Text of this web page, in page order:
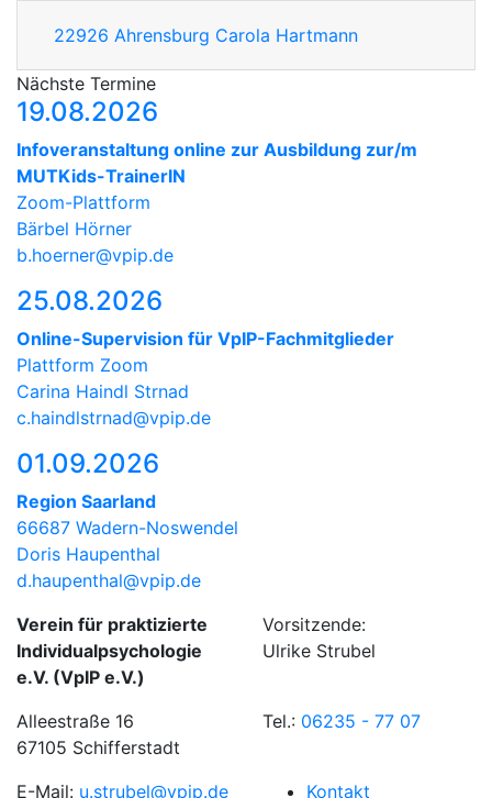
22926 Ahrensburg Carola Hartmann
Nächste Termine
19.08.2026
Infoveranstaltung online zur Ausbildung zur/m
MUTKids-TrainerIN
Zoom-Plattform
Bärbel Hörner
b.hoerner@vpip.de
25.08.2026
Online-Supervision für VpIP-Fachmitglieder
Plattform Zoom
Carina Haindl Strnad
c.haindlstrnad@vpip.de
01.09.2026
Region Saarland
66687 Wadern-Noswendel
Doris Haupenthal
d.haupenthal@vpip.de
Verein für praktizierte
Individualpsychologie
e.V. (VpIP e.V.)
Vorsitzende:
Ulrike Strubel
Alleestraße 16
67105 Schifferstadt
Tel.: 06235 - 77 07
E-Mail: u.strubel@vpip.de Kontakt